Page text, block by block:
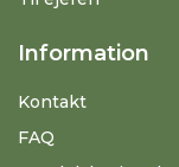
Information
Kontakt
FAQ